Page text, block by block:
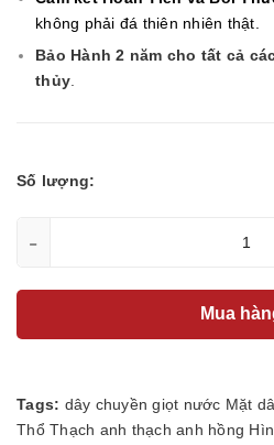
không phải đá thiên nhiên thật.
Bảo Hành 2 năm cho tất cả
thủy
Số lượng:
-
Mua
Tags: dây chuyền giọt nước Mặt
Thổ Thạch anh thạch anh hồng